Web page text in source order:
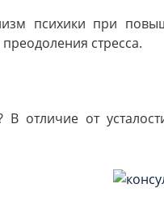
психики при
стресса.
отличие от